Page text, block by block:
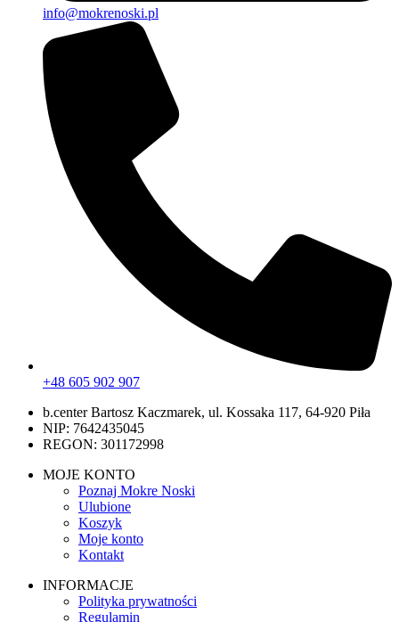
info@mokrenoski.pl
+48 605 902 907
b.center Bartosz Kaczmarek, ul. Kossaka 117, 64-920 Piła
NIP: 7642435045
REGON: 301172998
MOJE KONTO
Poznaj Mokre Noski
Ulubione
Koszyk
Moje konto
Kontakt
INFORMACJE
Polityka prywatności
Regulamin